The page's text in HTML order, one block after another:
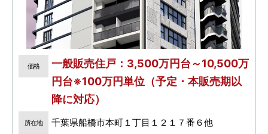
価格
一般販売住戸：3,500万円台～10,500万
円台※100万円単位（予定・本販売期以
降に対応）
所在地 千葉県船橋市本町１丁目１２１７番６他